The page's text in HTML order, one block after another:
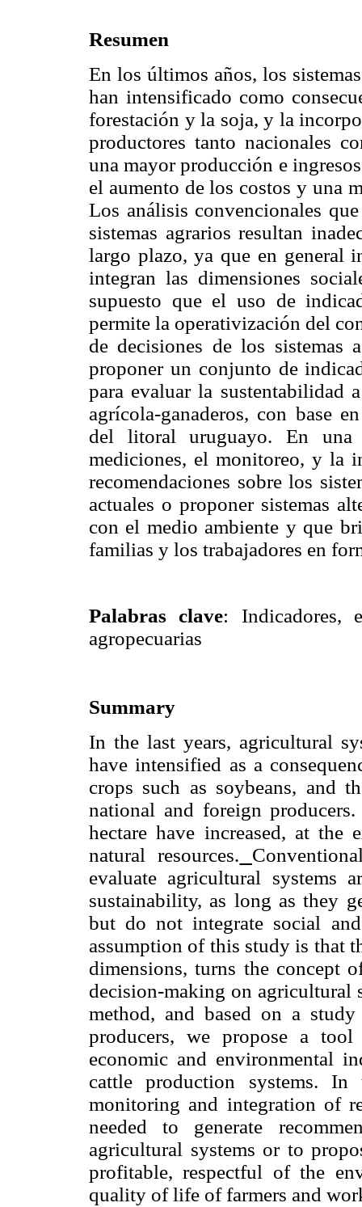
Resumen
En los últimos años, los
han intensificado como
forestación y la soja, y la
productores tanto nacionales
una mayor producción e
el aumento de los costos y una
Los análisis convencionales
sistemas agrarios resultan
largo plazo, ya que en general
integran las dimensiones
supuesto que el uso de
permite la operativización del
de decisiones de los sistemas
proponer un conjunto de
para evaluar la sustentabilidad
agrícola-ganaderos, con base
del litoral uruguayo. En una
mediciones, el monitoreo, y la
recomendaciones sobre los
actuales o proponer sistemas
con el medio ambiente y que
familias y los trabajadores en
Palabras clave: Indicadores,
agropecuarias
Summary
In the last years, agricultural
have intensified as a
crops such as soybeans, and
national and foreign
hectare have increased, at the
natural resources.
evaluate agricultural systems
sustainability, as long as they
but do not integrate social
assumption of this study is that
dimensions, turns the concept
decision-making on agricultural
method, and based on a
producers, we propose a
economic and environmental
cattle production systems. In
monitoring and integration of
needed to generate
agricultural systems or to
profitable, respectful of the
quality of life of farmers and